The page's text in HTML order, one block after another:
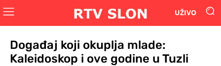
UŽIVO
Događaj koji okuplja mlade:
Kaleidoskop i ove godine u Tuzli